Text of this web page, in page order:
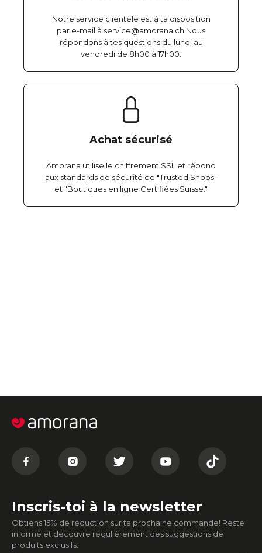
Notre service clientèle est à ta disposition
par e-mail à service@amorana.ch Nous
répondons à tes questions du lundi au
vendredi de 8h00 à 17h00.
Achat sécurisé
Amorana utilise le chiffrement SSL et répond
aux standards de sécurité de "Trusted Shops"
et "Boutiques en ligne Certifiées Suisse."
Inscris-toi à la newsletter
Obtiens 15% de réduction sur ta prochaine commande! Reste
informé et découvre régulièrement des suggestions de
produits exclusifs.